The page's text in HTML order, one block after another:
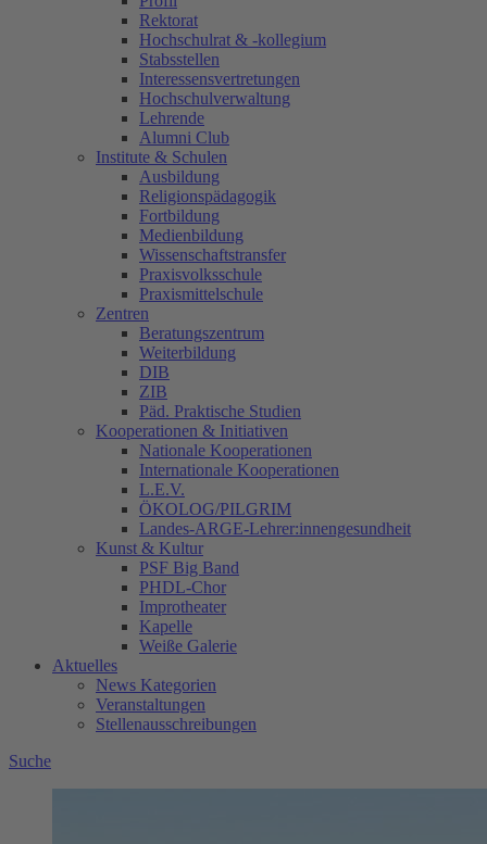
Rektorat
Hochschulrat & -kollegium
Stabsstellen
Interessensvertretungen
Hochschulverwaltung
Lehrende
Alumni Club
Institute & Schulen
Ausbildung
Religionspädagogik
Fortbildung
Medienbildung
Wissenschaftstransfer
Praxisvolksschule
Praxismittelschule
Zentren
Beratungszentrum
Weiterbildung
DIB
ZIB
Päd. Praktische Studien
Kooperationen & Initiativen
Nationale Kooperationen
Internationale Kooperationen
L.E.V.
ÖKOLOG/PILGRIM
Landes-ARGE-Lehrer:innengesundheit
Kunst & Kultur
PSF Big Band
PHDL-Chor
Improtheater
Kapelle
Weiße Galerie
Aktuelles
News Kategorien
Veranstaltungen
Stellenausschreibungen
Suche